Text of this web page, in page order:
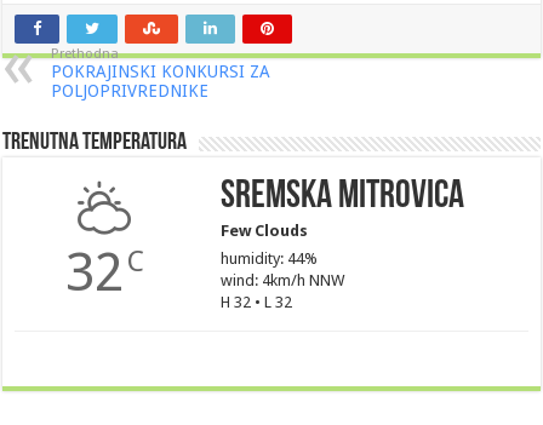
Prethodna
POKRAJINSKI KONKURSI ZA
POLJOPRIVREDNIKE
Trenutna Temperatura
32 C
Sremska Mitrovica
Few Clouds
humidity: 44%
wind: 4km/h NNW
H 32 • L 32